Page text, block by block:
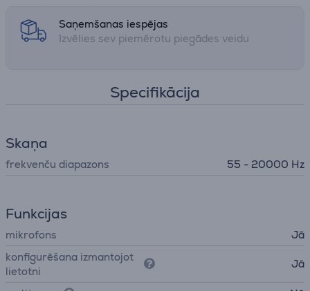
Saņemšanas iespējas
Izvēlies sev piemērotu piegādes veidu
Specifikācija
Skaņa
frekvenču diapazons 55 - 20000 Hz
Funkcijas
mikrofons
Jā
konfigurēšana izmantojot
lietotni
Jā